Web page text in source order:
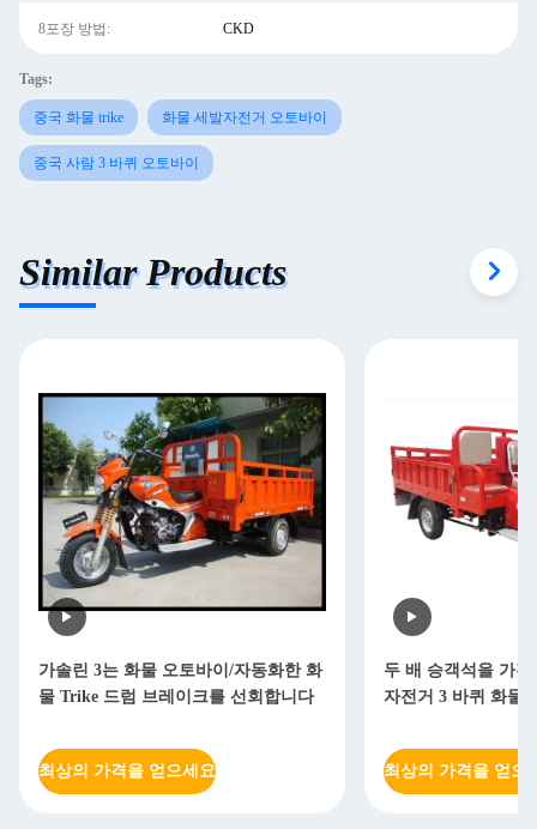
8포장 방법: CKD
Tags:
중국 화물 trike 화물 세발자전거 오토바이
중국 사람 3 바퀴 오토바이
Similar Products
가솔린 3는 화물 오토바이/자동화한 화
물 Trike 드럼 브레이크를 선회합니다
최상의 가격을 얻으세요
두 배 승객석을 가진
자전거 3 바퀴 화물
최상의 가격을 얻으